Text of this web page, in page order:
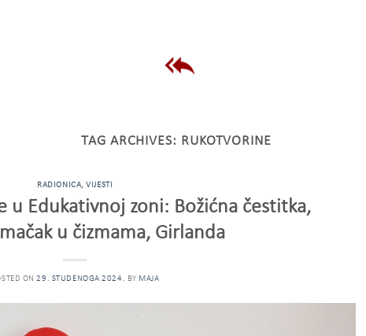
TAG ARCHIVES: RUKOTVORINE
RADIONICA,VIJESTI
u Edukativnoj zoni: Božićna čestitka,
u čizmama, Girlanda
ON29. STUDENOGA 2024. BY MAJA